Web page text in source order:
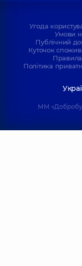
Угода
Умови
Публічний
Куточок
Політика
ММ